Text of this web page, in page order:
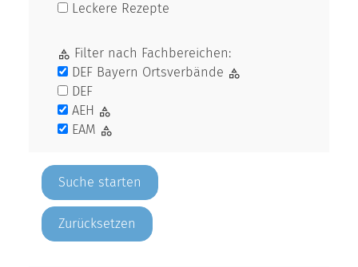
Leckere Rezepte
Filter nach Fachbereichen:
DEF Bayern Ortsverbände
DEF
AEH
EAM
Zurücksetzen